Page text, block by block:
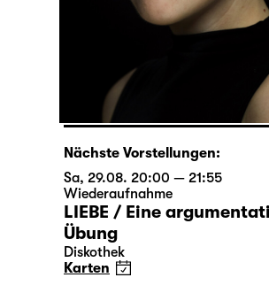
Nächste Vorstellungen:
Sa, 29.08. 20:00 — 21:55
Wiederaufnahme
LIEBE / Eine
Übung
Diskothek
Karten